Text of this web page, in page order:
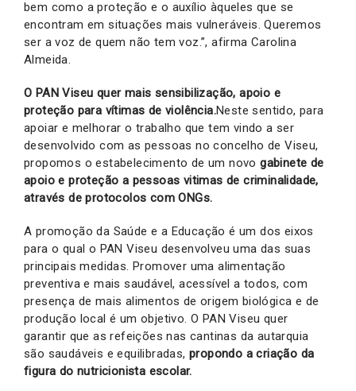
bem como a proteção e o auxílio àqueles que se
encontram em situações mais vulneráveis. Queremos
ser a voz de quem não tem voz.”, afirma Carolina
Almeida.
O PAN Viseu quer mais sensibilização, apoio e
proteção para vítimas de violência.Neste sentido, para
apoiar e melhorar o trabalho que tem vindo a ser
desenvolvido com as pessoas no concelho de Viseu,
propomos o estabelecimento de um novogabinete de
apoio e proteção a pessoas vitimas de criminalidade,
através de protocolos com ONGs.
A promoção da Saúde e a Educação é um dos eixos
para o qual o PAN Viseu desenvolveu uma das suas
principais medidas. Promover uma alimentação
preventiva e mais saudável, acessível a todos, com
presença de mais alimentos de origem biológica e de
produção local é um objetivo. O PAN Viseu quer
garantir que as refeições nas cantinas da autarquia
são saudáveis e equilibradas, propondo a criação da
figura do nutricionista escolar.